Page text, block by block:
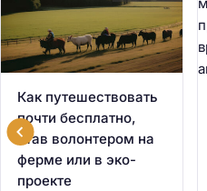
Как путешествовать
почти бесплатно,
став волонтером на
ферме или в эко-
проекте